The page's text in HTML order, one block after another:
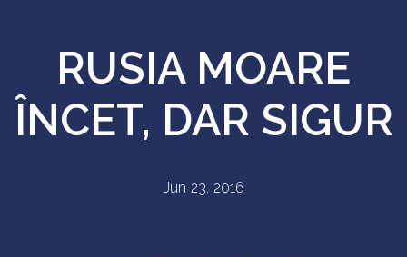
RUSIA MOARE
ÎNCET, DAR SIGUR
Jun 23, 2016